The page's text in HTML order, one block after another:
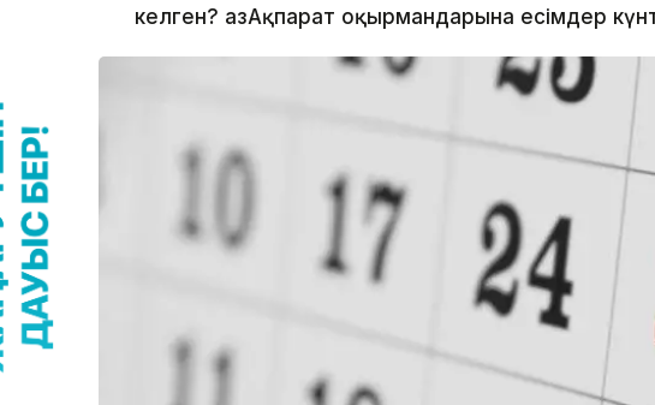
келген? ҚазАқпарат оқырмандарына есімдер